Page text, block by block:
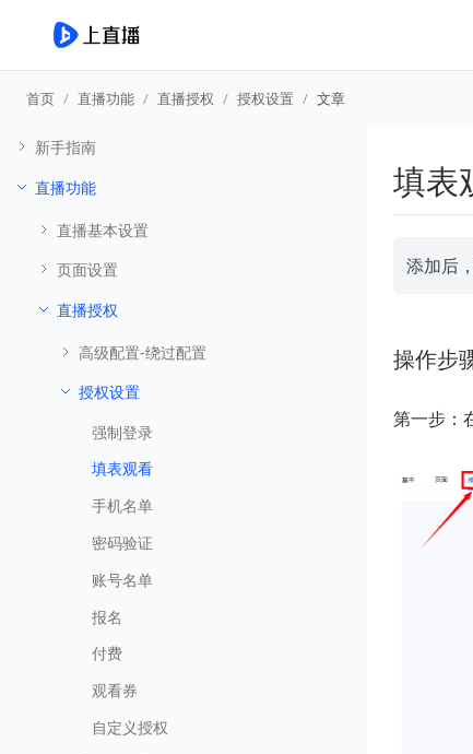
首页 直播功能 直播授权 授权设置 文章
新手指南
直播功能
直播基本设置
页面设置
直播授权
高级配置-绕过配置
授权设置
强制登录
填表观看
手机名单
密码验证
账号名单
报名
付费
观看券
自定义授权
填表
添加后
操作步
第一步：